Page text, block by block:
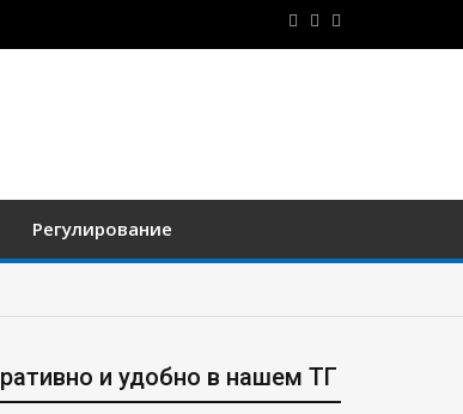
Регулирование
и удобно в нашем ТГ